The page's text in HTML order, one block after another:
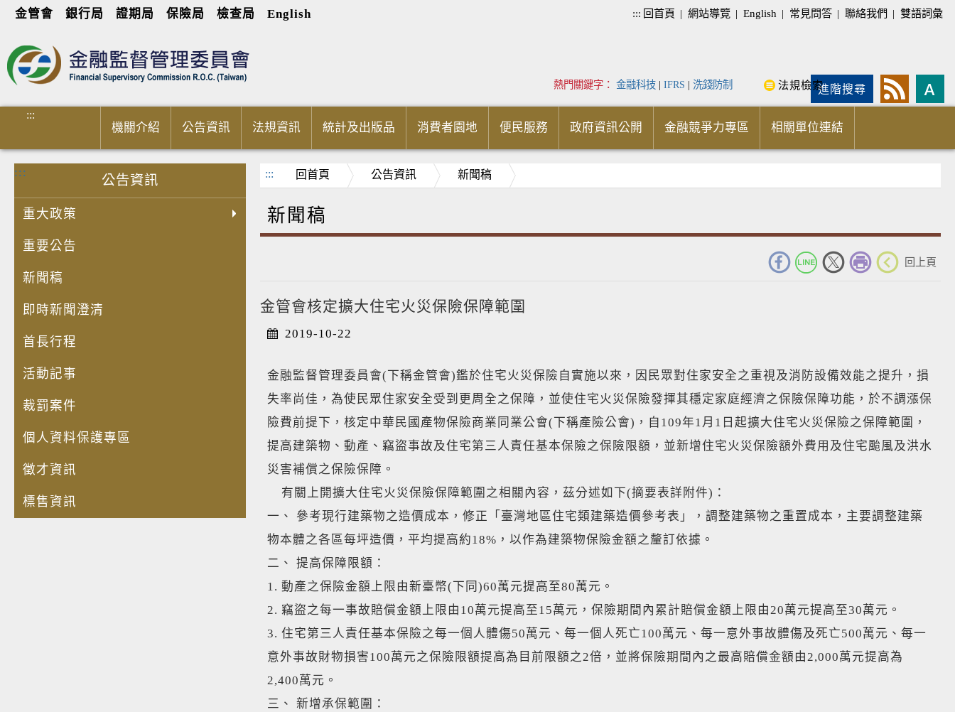
金管會 銀行局 證期局 保險局 檢查局 English ::: 回首頁 | 網站導覽 | English | 常見問答 | 聯絡我們 | 雙語詞彙
進階搜尋
熱門關鍵字： 金融科技 | IFRS | 洗錢防制 法規檢索
:::
機關介紹 公告資訊 法規資訊 統計及出版品 消費者園地 便民服務 政府資訊公開 金融競爭力專區 相關單位連結
:::
公告資訊
重大政策
重要公告
新聞稿
即時新聞澄清
首長行程
活動記事
裁罰案件
個人資料保護專區
徵才資訊
標售資訊
::: 回首頁 公告資訊 新聞稿
新聞稿
回上頁
金管會核定擴大住宅火災保險保障範圍
2019-10-22
金融監督管理委員會(下稱金管會)鑑於住宅火災保險自實施以來，因民眾對住家安全之重視及消防設備效能之提升，損
失率尚佳，為使民眾住家安全受到更周全之保障，並使住宅火災保險發揮其穩定家庭經濟之保險保障功能，於不調漲保
險費前提下，核定中華民國產物保險商業同業公會(下稱產險公會)，自109年1月1日起擴大住宅火災保險之保障範圍，
提高建築物、動產、竊盜事故及住宅第三人責任基本保險之保險限額，並新增住宅火災保險額外費用及住宅颱風及洪水
災害補償之保險保障。
有關上開擴大住宅火災保險保障範圍之相關內容，茲分述如下(摘要表詳附件)：
一、 參考現行建築物之造價成本，修正「臺灣地區住宅類建築造價參考表」，調整建築物之重置成本，主要調整建築
物本體之各區每坪造價，平均提高約18%，以作為建築物保險金額之釐訂依據。
二、 提高保障限額：
1. 動產之保險金額上限由新臺幣(下同)60萬元提高至80萬元。
2. 竊盜之每一事故賠償金額上限由10萬元提高至15萬元，保險期間內累計賠償金額上限由20萬元提高至30萬元。
3. 住宅第三人責任基本保險之每一個人體傷50萬元、每一個人死亡100萬元、每一意外事故體傷及死亡500萬元、每一
意外事故財物損害100萬元之保險限額提高為目前限額之2倍，並將保險期間內之最高賠償金額由2,000萬元提高為
2,400萬元。
三、 新增承保範圍：